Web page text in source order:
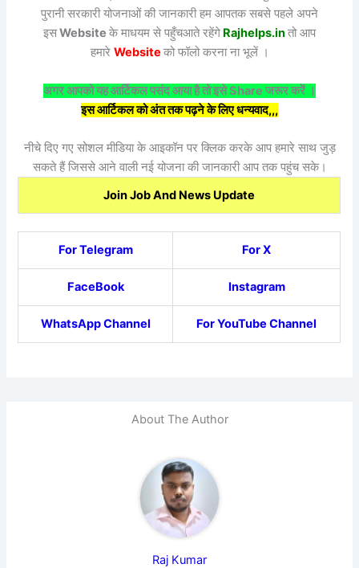
पुरानी सरकारी योजनाओं की जानकारी हम आपतक सबसे पहले अपने
इसWebsite के माधयम से पहुँचआते रहेंगे Rajhelps.inतो आप
हमारे Website को फॉलो करना ना भूलें ।
अगर आपको यह आर्टिकल पसंद आया है तो इसे Share जरूर करें ।
इस आर्टिकल को अंत तक पढ़ने के लिए धन्यवाद,,,
नीचे दिए गए सोशल मीडिया के आइकॉन पर क्लिक करके आप हमारे साथ जुड़
सकते हैं जिससे आने वाली नई योजना की जानकारी आप तक पहुंच सके।
Join Job And News Update
For Telegram For X
FaceBook Instagram
WhatsApp Channel For YouTube Channel
About The Author
Raj Kumar